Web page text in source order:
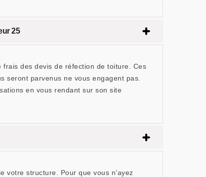
25
frais des devis de réfection de toiture. Ces
seront parvenus ne vous engagent pas.
en vous rendant sur son site
votre structure. Pour que vous n’ayez